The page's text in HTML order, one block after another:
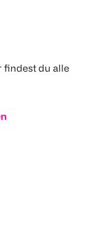
findest du alle